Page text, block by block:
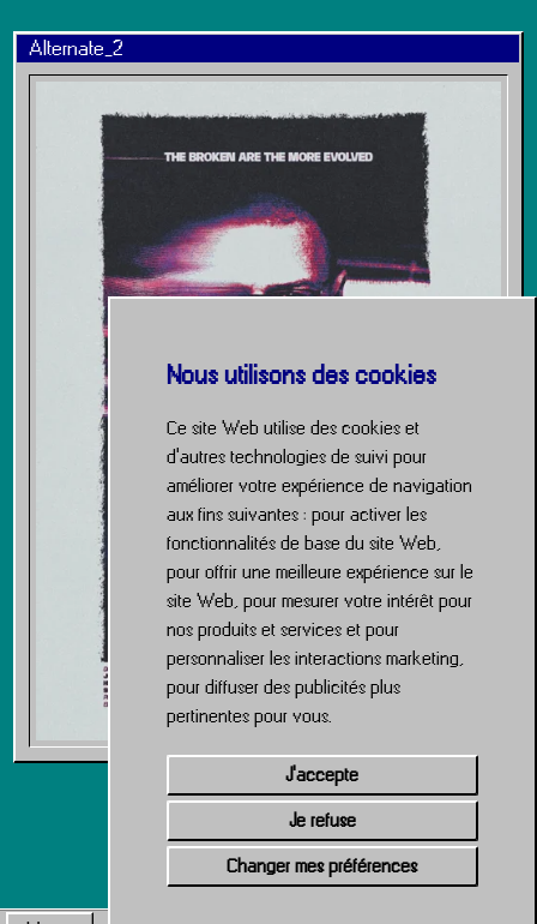
Nous utilisons des cookies
Ce site Web utilise des cookies et
d'autres technologies de suivi pour
améliorer votre expérience de navigation
aux fins suivantes : pour activer les
fonctionnalités de base du site Web,
pour offrir une meilleure expérience sur le
site Web,pour mesurer votre intérêt pour
nos produits et services et pour
personnaliser les interactions marketing,
pour diffuser des publicités plus
pertinentes pour vous.
J'accepte
Je refuse
Changer mes préférences
Alternate_2